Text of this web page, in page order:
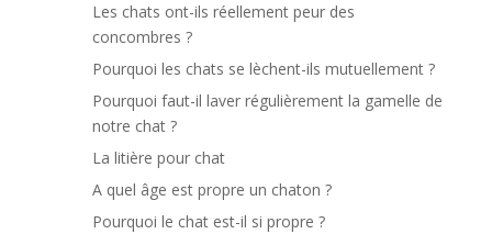
Les chats ont-ils réellement peur des
concombres ?
Pourquoi les chats se lèchent-ils mutuellement ?
Pourquoi faut-il laver régulièrement la gamelle de
notre chat ?
La litière pour chat
A quel âge est propre un chaton ?
Pourquoi le chat est-il si propre ?